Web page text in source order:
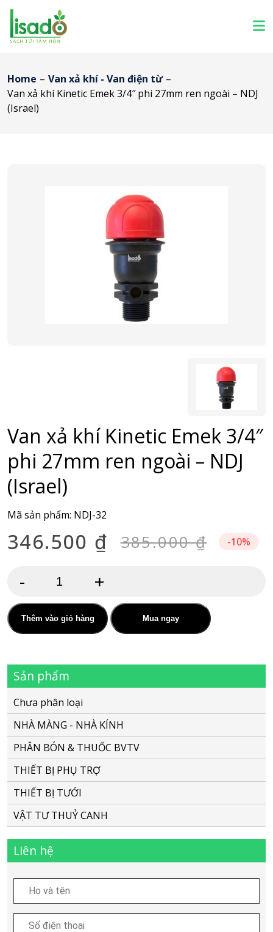
Home – Van xả khí - Van điện từ –
Van xả khí Kinetic Emek 3/4″ phi 27mm ren ngoài – NDJ
(Israel)
Van xả khí Kinetic Emek 3/4″
phi 27mm ren ngoài – NDJ
(Israel)
Mã sản phẩm: NDJ-32
385.000₫
Giá
là:
385.000 ₫.
346.500 ₫
Giá
tại
là:
346.500 ₫.
-10%
- Van
xả
khí
Emek
3/4"
phi
27mm
ren
ngoài
-
NDJ
(Israel)
số
lượng
+
Thêm vào giỏ hàng Mua ngay
Sản phẩm
Chưa phân loại
NHÀ MÀNG - NHÀ KÍNH
PHÂN BÓN & THUỐC BVTV
THIẾT BỊ PHỤ TRỢ
THIẾT BỊ TƯỚI
VẬT TƯ THUỶ CANH
Liên hệ